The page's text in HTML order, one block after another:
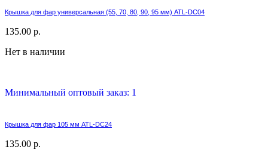
Крышка для фар универсальная (55, 70, 80, 90, 95 мм) ATL-DC04
135.00 р.
Нет в наличии
Минимальный оптовый заказ: 1
Крышка для фар 105 мм ATL-DC24
135.00 р.